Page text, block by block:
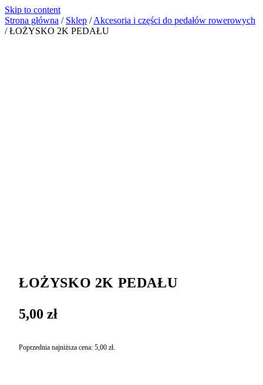
Skip to content
Strona główna / Sklep / Akcesoria i części do pedałów rowerowych
/ ŁOŻYSKO 2K PEDAŁU
ŁOŻYSKO 2K PEDAŁU
5,00 zł
Poprzednia najniższa cena: 5,00 zł.